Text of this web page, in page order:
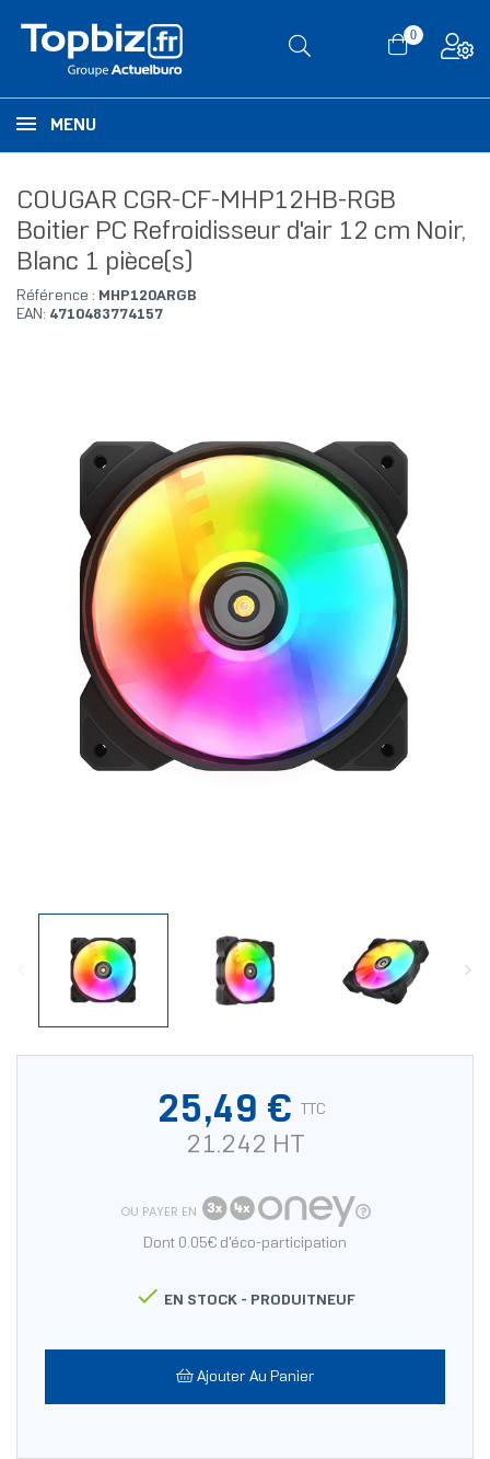
0
MENU
COUGAR CGR-CF-MHP12HB-RGB
Boitier PC Refroidisseur d'air 12 cm Noir,
Blanc 1 pièce(s)
Référence : MHP120ARGB
EAN: 4710483774157
25,49 € TTC
21.242 HT
OU PAYER EN
Dont 0.05€ d'éco-participation
 EN STOCK - PRODUITNEUF
Ajouter Au Panier